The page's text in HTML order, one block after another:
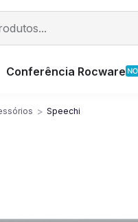
Conferência Rocware
> Speechi